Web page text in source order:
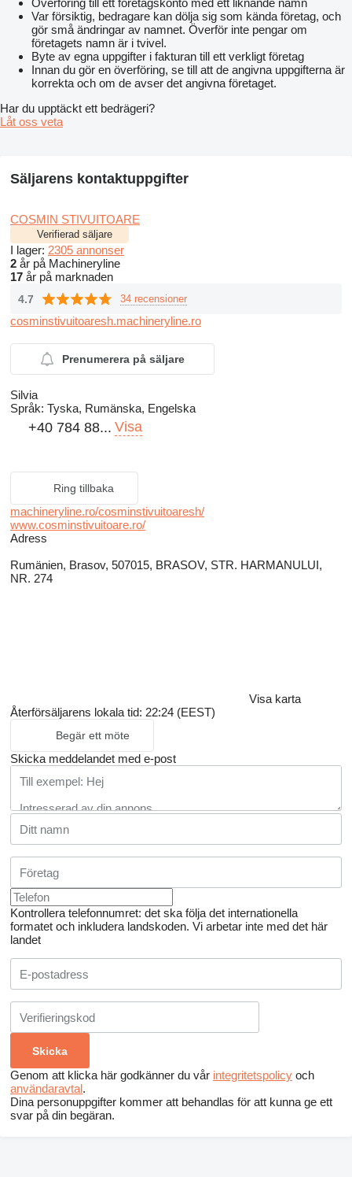
Överföring till ett företagskonto med ett liknande namn
Var försiktig, bedragare kan dölja sig som kända företag, och
gör små ändringar av namnet. Överför inte pengar om
företagets namn är i tvivel.
Byte av egna uppgifter i fakturan till ett verkligt företag
Innan du gör en överföring, se till att de angivna uppgifterna är
korrekta och om de avser det angivna företaget.
Har du upptäckt ett bedrägeri?
Låt oss veta
Säljarens kontaktuppgifter
COSMIN STIVUITOARE
Verifierad säljare
I lager: 2305 annonser
2 år på Machineryline
17 år på marknaden
4.7 34 recensioner
cosminstivuitoaresh.machineryline.ro
Prenumerera på säljare
Silvia
Språk: Tyska, Rumänska, Engelska
+40 784 88... Visa
Ring tillbaka
machineryline.ro/cosminstivuitoaresh/
www.cosminstivuitoare.ro/
Adress
Rumänien, Brasov, 507015, BRASOV, STR. HARMANULUI,
NR. 274
Visa karta
Återförsäljarens lokala tid: 22:24 (EEST)
Begär ett möte
Skicka meddelandet med e-post
Kontrollera telefonnumret: det ska följa det internationella
formatet och inkludera landskoden. Vi arbetar inte med det här
landet
Genom att klicka här godkänner du vår integritetspolicy och
användaravtal.
Dina personuppgifter kommer att behandlas för att kunna ge ett
svar på din begäran.